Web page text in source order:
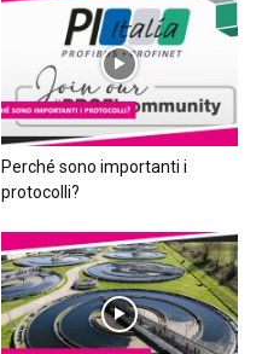
Perché sono importanti i
protocolli?